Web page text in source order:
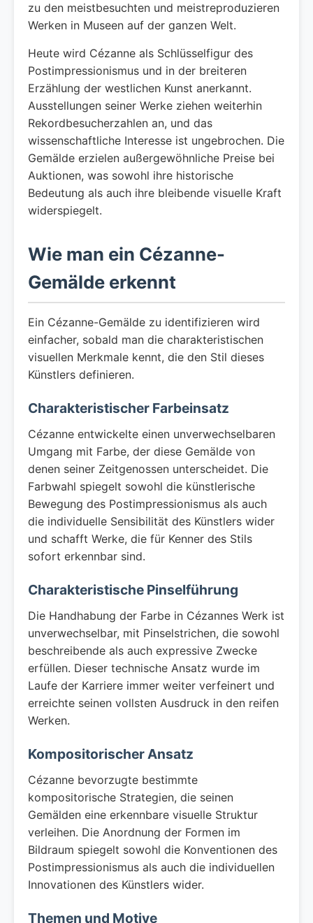
zu den meistbesuchten und meistreproduzieren
Werken in Museen auf der ganzen Welt.
Heute wird Cézanne als Schlüsselfigur des
Postimpressionismus und in der breiteren
Erzählung der westlichen Kunst anerkannt.
Ausstellungen seiner Werke ziehen weiterhin
Rekordbesucherzahlen an, und das
wissenschaftliche Interesse ist ungebrochen. Die
Gemälde erzielen außergewöhnliche Preise bei
Auktionen, was sowohl ihre historische
Bedeutung als auch ihre bleibende visuelle Kraft
widerspiegelt.
Wie man ein Cézanne-
Gemälde erkennt
Ein Cézanne-Gemälde zu identifizieren wird
einfacher, sobald man die charakteristischen
visuellen Merkmale kennt, die den Stil dieses
Künstlers definieren.
Charakteristischer Farbeinsatz
Cézanne entwickelte einen unverwechselbaren
Umgang mit Farbe, der diese Gemälde von
denen seiner Zeitgenossen unterscheidet. Die
Farbwahl spiegelt sowohl die künstlerische
Bewegung des Postimpressionismus als auch
die individuelle Sensibilität des Künstlers wider
und schafft Werke, die für Kenner des Stils
sofort erkennbar sind.
Charakteristische Pinselführung
Die Handhabung der Farbe in Cézannes Werk ist
unverwechselbar, mit Pinselstrichen, die sowohl
beschreibende als auch expressive Zwecke
erfüllen. Dieser technische Ansatz wurde im
Laufe der Karriere immer weiter verfeinert und
erreichte seinen vollsten Ausdruck in den reifen
Werken.
Kompositorischer Ansatz
Cézanne bevorzugte bestimmte
kompositorische Strategien, die seinen
Gemälden eine erkennbare visuelle Struktur
verleihen. Die Anordnung der Formen im
Bildraum spiegelt sowohl die Konventionen des
Postimpressionismus als auch die individuellen
Innovationen des Künstlers wider.
Themen und Motive